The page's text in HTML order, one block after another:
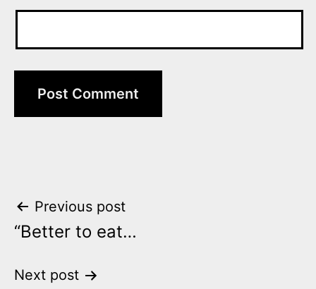
Post
navigation
Previous post
“Better to eat…
Next post